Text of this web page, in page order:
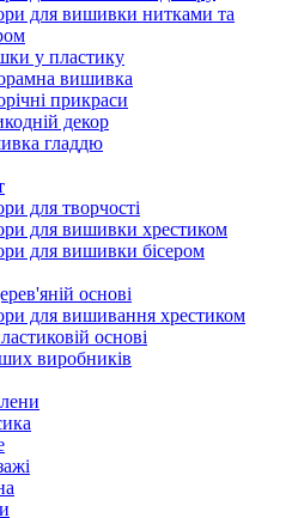
для вишивки нитками та
у пластику
вишивка
прикраси
декор
гладдю
для творчості
для вишивки хрестиком
для вишивки бісером
основі
для вишивання хрестиком
основі
виробників